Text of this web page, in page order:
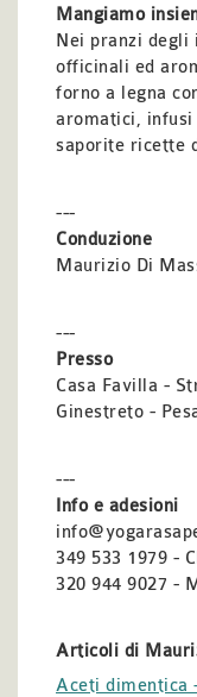
Mangiamo
Nei pranzi degli
officinali ed
forno a legna
aromatici,
saporite ricette
---
Conduzione
Maurizio Di
---
Presso
Casa Favilla -
Ginestreto -
---
Info e adesioni
349 533 1979 -
320 944 9027 -
Articoli di
Aceti dimentica